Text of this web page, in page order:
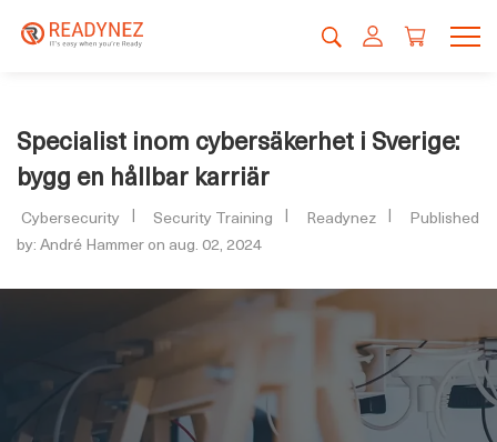
Specialist inom cybersäkerhet i Sverige:
bygg en hållbar karriär
Cybersecurity Security Training Readynez
Published
by: André Hammer on aug. 02, 2024